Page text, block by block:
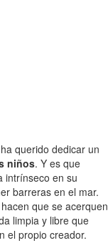
querido dedicar un
niños. Y es que
intrínseco en su
barreras en el mar.
que se acerquen
limpia y libre que
el propio creador.